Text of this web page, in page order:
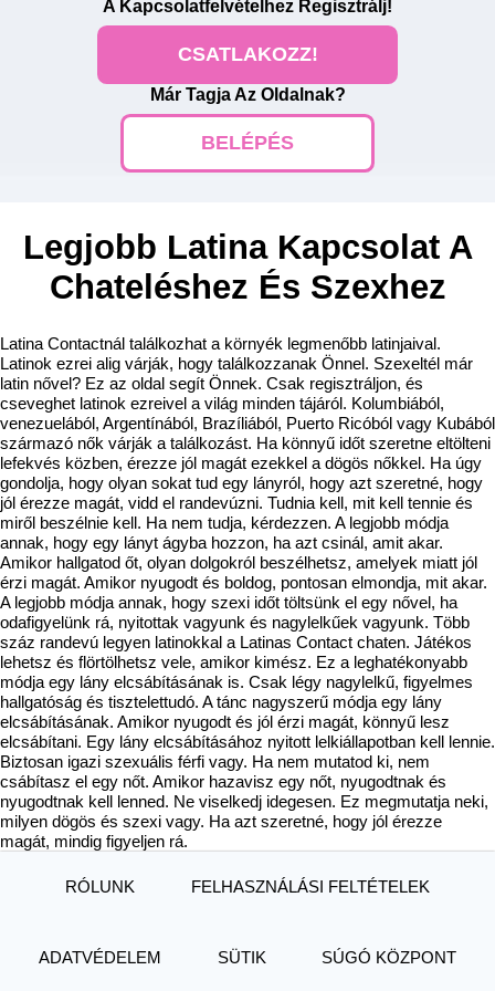
A Kapcsolatfelvételhez Regisztrálj!
CSATLAKOZZ!
Már Tagja Az Oldalnak?
BELÉPÉS
Legjobb Latina Kapcsolat A
Chateléshez És Szexhez
Latina Contactnál találkozhat a környék legmenőbb latinjaival.
Latinok ezrei alig várják, hogy találkozzanak Önnel. Szexeltél már
latin nővel? Ez az oldal segít Önnek. Csak regisztráljon, és
cseveghet latinok ezreivel a világ minden tájáról. Kolumbiából,
venezuelából, Argentínából, Brazíliából, Puerto Ricóból vagy Kubából
származó nők várják a találkozást. Ha könnyű időt szeretne eltölteni
lefekvés közben, érezze jól magát ezekkel a dögös nőkkel. Ha úgy
gondolja, hogy olyan sokat tud egy lányról, hogy azt szeretné, hogy
jól érezze magát, vidd el randevúzni. Tudnia kell, mit kell tennie és
miről beszélnie kell. Ha nem tudja, kérdezzen. A legjobb módja
annak, hogy egy lányt ágyba hozzon, ha azt csinál, amit akar.
Amikor hallgatod őt, olyan dolgokról beszélhetsz, amelyek miatt jól
érzi magát. Amikor nyugodt és boldog, pontosan elmondja, mit akar.
A legjobb módja annak, hogy szexi időt töltsünk el egy nővel, ha
odafigyelünk rá, nyitottak vagyunk és nagylelkűek vagyunk. Több
száz randevú legyen latinokkal a Latinas Contact chaten. Játékos
lehetsz és flörtölhetsz vele, amikor kimész. Ez a leghatékonyabb
módja egy lány elcsábításának is. Csak légy nagylelkű, figyelmes
hallgatóság és tisztelettudó. A tánc nagyszerű módja egy lány
elcsábításának. Amikor nyugodt és jól érzi magát, könnyű lesz
elcsábítani. Egy lány elcsábításához nyitott lelkiállapotban kell lennie.
Biztosan igazi szexuális férfi vagy. Ha nem mutatod ki, nem
csábítasz el egy nőt. Amikor hazavisz egy nőt, nyugodtnak és
nyugodtnak kell lenned. Ne viselkedj idegesen. Ez megmutatja neki,
milyen dögös és szexi vagy. Ha azt szeretné, hogy jól érezze
magát, mindig figyeljen rá.
RÓLUNK FELHASZNÁLÁSI FELTÉTELEK
ADATVÉDELEM SÜTIK SÚGÓ KÖZPONT